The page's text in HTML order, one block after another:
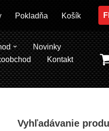
Pokladňa Košík
Novinky
Kontakt
Vyhľadávanie